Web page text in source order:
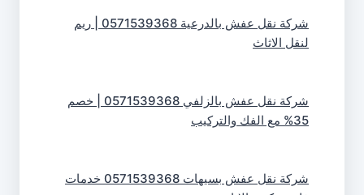
شركة نقل عفش بالدرعية 0571539368 | ريم
لنقل الاثاث
شركة نقل عفش بالزلفي 0571539368 | خصم
35% مع الفك والتركيب
شركة نقل عفش بسيهات 0571539368 خدمات